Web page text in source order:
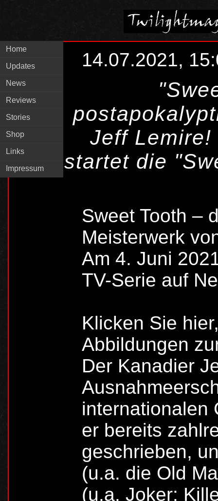
Home
Updates
News
Reviews
Stories
Shop
Links
Impressum
14.07.2021,
Jeff Lemire!
startet die
Sweet Tooth –
Meisterwerk
Am 4. Juni
TV-Serie auf
Klicken Sie
Abbildungen
Der Kanadier
internationalen
er bereits
geschrieben,
(u.a. die Old
(u.a. Joker: